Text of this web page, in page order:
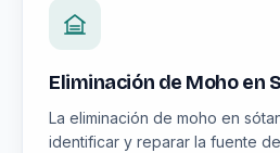
Eliminación de Moho en
La eliminación de moho en
identificar y reparar la fuente